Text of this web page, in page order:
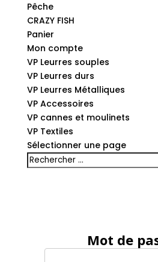
Pêche
CRAZY FISH
Panier
Mon compte
VP Leurres souples
VP Leurres durs
VP Leurres Métalliques
VP Accessoires
VP cannes et moulinets
VP Textiles
Sélectionner une page
Mot de